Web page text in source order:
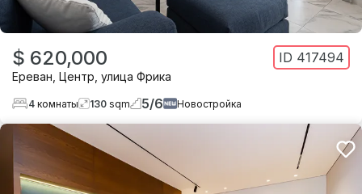
$ 620,000 ID 417494
Ереван Центр улица Фрика
4 комнаты 130 sqm 5/6 Новостройка